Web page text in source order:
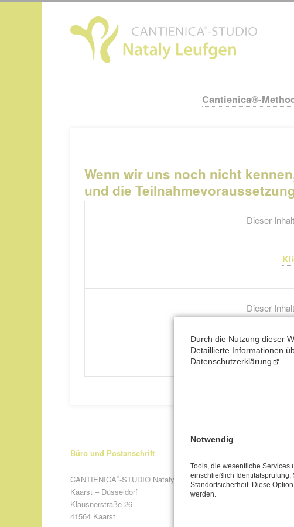
Navigation
Cantienica®-
Wenn wir uns noch nicht
und die
Dieser
Dieser
Büro und Postanschrift
CANTIENICA®-STUDIO Nataly Leufgen
Kaarst – Düsseldorf
Klausnerstraße 26
41564 Kaarst
Durch die Nutzung dieser
Detaillierte Informationen
Datenschutzerklärung
Notwendig
Tools, die wesentliche Services
einschließlich Identitätsprüfung,
Standortsicherheit. Diese
werden.